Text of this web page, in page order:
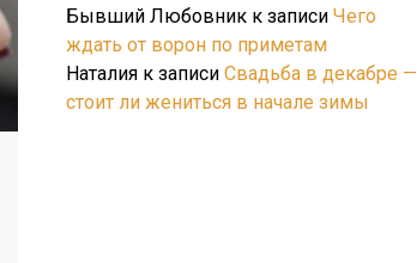
Бывший Любовник к записи Чего
ждать от ворон по приметам
Наталия к записи Свадьба в декабре —
стоит ли жениться в начале зимы